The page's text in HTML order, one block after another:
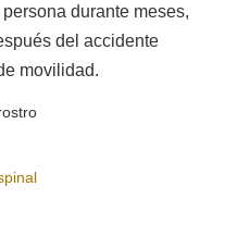
durante meses,
del accidente
movilidad.